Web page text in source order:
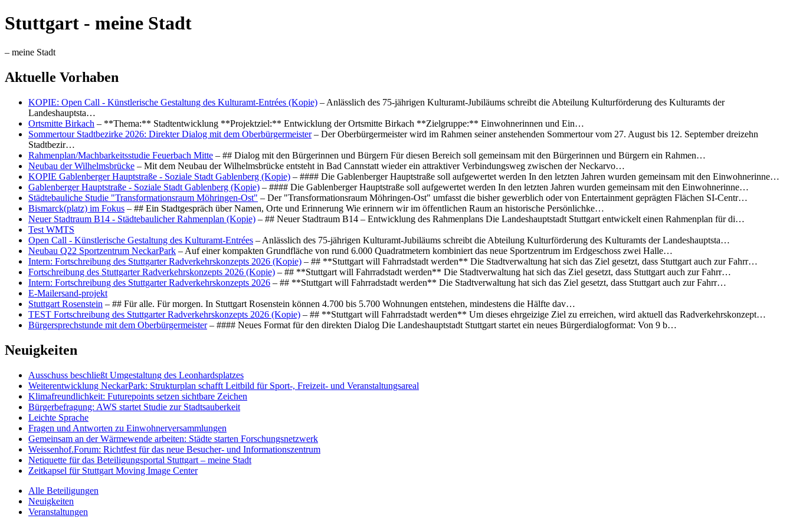
Stuttgart - meine Stadt
– meine Stadt
Aktuelle Vorhaben
KOPIE: Open Call - Künstlerische Gestaltung des Kulturamt-Entrées (Kopie) – Anlässlich des 75-jährigen Kulturamt-Jubiläums schreibt die Abteilung Kulturförderung des Kulturamts der
Landeshauptsta…
Ortsmitte Birkach – **Thema:** Stadtentwicklung **Projektziel:** Entwicklung der Ortsmitte Birkach **Zielgruppe:** Einwohnerinnen und Ein…
Sommertour Stadtbezirke 2026: Direkter Dialog mit dem Oberbürgermeister– Der Oberbürgermeister wird im Rahmen seiner anstehenden Sommertour vom 27. August bis 12. September dreizehn
Stadtbezir…
Rahmenplan/Machbarkeitsstudie Feuerbach Mitte – ## Dialog mit den Bürgerinnen und Bürgern Für diesen Bereich soll gemeinsam mit den Bürgerinnen und Bürgern ein Rahmen…
Neubau der Wilhelmsbrücke – Mit dem Neubau der Wilhelmsbrücke entsteht in Bad Cannstatt wieder ein attraktiver Verbindungsweg zwischen der Neckarvo…
KOPIE Gablenberger Hauptstraße - Soziale Stadt Gablenberg (Kopie) – #### Die Gablenberger Hauptstraße soll aufgewertet werden In den letzten Jahren wurden gemeinsam mit den Einwohnerinne…
Gablenberger Hauptstraße - Soziale Stadt Gablenberg (Kopie) – #### Die Gablenberger Hauptstraße soll aufgewertet werden In den letzten Jahren wurden gemeinsam mit den Einwohnerinne…
Städtebauliche Studie "Transformationsraum Möhringen-Ost" – Der "Transformationsraum Möhringen-Ost" umfasst die bisher gewerblich oder von Entertainment geprägten Flächen SI-Centr…
Bismarck(platz) im Fokus – ## Ein Stadtgespräch über Namen, Orte und Erinnerung Wie erinnern wir im öffentlichen Raum an historische Persönlichke…
Neuer Stadtraum B14 - Städtebaulicher Rahmenplan (Kopie) – ## Neuer Stadtraum B14 – Entwicklung des Rahmenplans Die Landeshauptstadt Stuttgart entwickelt einen Rahmenplan für di…
Test WMTS
Open Call - Künstlerische Gestaltung des Kulturamt-Entrées – Anlässlich des 75-jährigen Kulturamt-Jubiläums schreibt die Abteilung Kulturförderung des Kulturamts der Landeshauptsta…
Neubau Q22 Sportzentrum NeckarPark – Auf einer kompakten Grundfläche von rund 6.000 Quadratmetern kombiniert das neue Sportzentrum im Erdgeschoss zwei Halle…
Intern: Fortschreibung des Stuttgarter Radverkehrskonzepts 2026 (Kopie) – ## **Stuttgart will Fahrradstadt werden** Die Stadtverwaltung hat sich das Ziel gesetzt, dass Stuttgart auch zur Fahrr…
Fortschreibung des Stuttgarter Radverkehrskonzepts 2026 (Kopie) – ## **Stuttgart will Fahrradstadt werden** Die Stadtverwaltung hat sich das Ziel gesetzt, dass Stuttgart auch zur Fahrr…
Intern: Fortschreibung des Stuttgarter Radverkehrskonzepts 2026 – ## **Stuttgart will Fahrradstadt werden** Die Stadtverwaltung hat sich das Ziel gesetzt, dass Stuttgart auch zur Fahrr…
E-Mailersand-projekt
Stuttgart Rosenstein – ## Für alle. Für morgen. In Stuttgart Rosenstein können 4.700 bis 5.700 Wohnungen entstehen, mindestens die Hälfte dav…
TEST Fortschreibung des Stuttgarter Radverkehrskonzepts 2026 (Kopie) – ## **Stuttgart will Fahrradstadt werden** Um dieses ehrgeizige Ziel zu erreichen, wird aktuell das Radverkehrskonzept…
Bürgersprechstunde mit dem Oberbürgermeister– #### Neues Format für den direkten Dialog Die Landeshauptstadt Stuttgart startet ein neues Bürgerdialogformat: Von 9 b…
Neuigkeiten
Ausschuss beschließt Umgestaltung des Leonhards­platzes
Weiterentwicklung NeckarPark: Strukturplan schafft Leitbild für Sport-, Freizeit- und Veranstaltungsareal
Klimafreundlichkeit: Futurepoints setzen sichtbare Zeichen
Bürgerbefragung: AWS startet Studie zur Stadtsauberkeit
Leichte Sprache
Fragen und Antworten zu Einwohnerversammlungen
Gemeinsam an der Wärmewende arbeiten: Städte starten Forschungsnetzwerk
Weissenhof.Forum: Richtfest für das neue Besucher- und Informationszentrum
Netiquette für das Beteiligungsportal Stuttgart – meine Stadt
Zeitkapsel für Stuttgart Moving Image Center
Alle Beteiligungen
Neuigkeiten
Veranstaltungen